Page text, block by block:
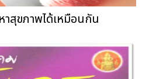
สุขภาพได้เหมือนกัน